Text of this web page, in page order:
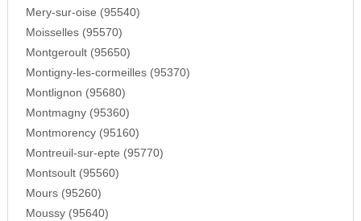
Mery-sur-oise (95540)
Moisselles (95570)
Montgeroult (95650)
Montigny-les-cormeilles (95370)
Montlignon (95680)
Montmagny (95360)
Montmorency (95160)
Montreuil-sur-epte (95770)
Montsoult (95560)
Mours (95260)
Moussy (95640)